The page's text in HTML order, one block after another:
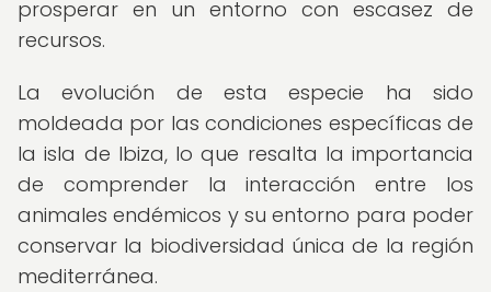
prosperar en un entorno con escasez de
recursos.
La evolución de esta especie ha sido
moldeada por las condiciones específicas de
la isla de Ibiza, lo que resalta la importancia
de comprender la interacción entre los
animales endémicos y su entorno para poder
conservar la biodiversidad única de la región
mediterránea.